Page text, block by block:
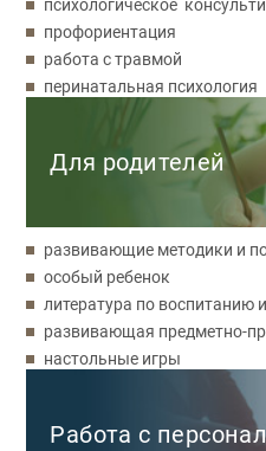
психологическое
профориентация
работа с травмой
перинатальная психология
Для родителей
развивающие методики и
особый ребенок
литература по воспитанию
развивающая предметно-
настольные игры
Работа с